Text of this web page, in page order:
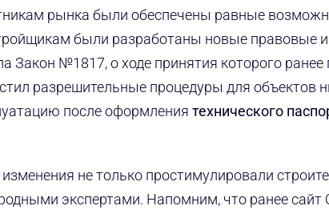
рынка были обеспечены равные
были разработаны новые правовые
Закон №1817, о ходе принятия которого ранее
разрешительные процедуры для объектов
после оформления технического
не только простимулировали
экспертами. Напомним, что ранее сайт